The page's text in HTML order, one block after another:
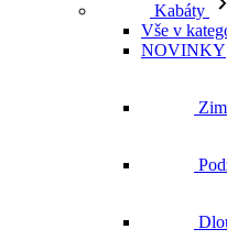
Kabáty
Vše v
NOVINKY